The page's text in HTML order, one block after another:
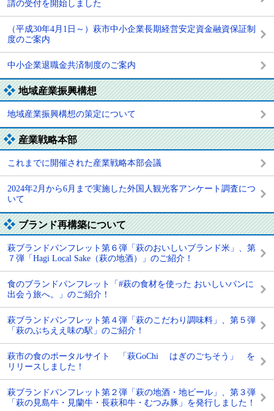
請の受付を開始しました
（平成30年4月1日～）萩市中小企業長期経営安定資金融資保証制
度のご案内
中小企業退職金共済制度のご案内
地域産業振興構想
地域産業振興構想の策定について
産業戦略本部
これまでに開催された産業戦略本部会議
2024年2月から6月まで実施した外国人観光客アンケート調査につ
いて
ブランド再構築について
萩ブランドパンフレット第６弾「萩のおいしいブランド米」、第
７弾「Hagi Local Sake（萩の地酒）」のご紹介！
食のブランドパンフレット「#萩の食材を使った おいしいパンに
出会う旅へ。」のご紹介！
萩ブランドパンフレット第４弾「萩のこだわり調味料」、第５弾
「萩のぶちええ味の駅」のご紹介！
萩市の食のポータルサイト 「萩GoChi はぎのごちそう」 を
リリースしました！
萩ブランドパンフレット第２弾「萩の地酒・地ビール」、第３弾
「萩の見島牛・見蘭牛・長萩和牛・むつみ豚」を発行しました！